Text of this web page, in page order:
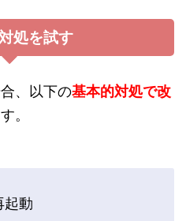
処を試す
、以下の基本的対処で改
。
起動